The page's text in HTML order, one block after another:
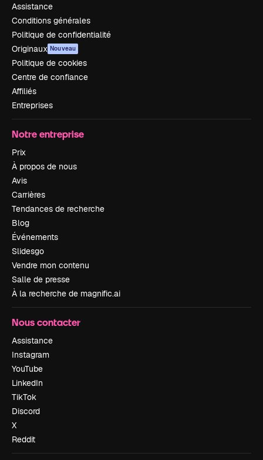
Assistance
Conditions générales
Politique de confidentialité
Originaux Nouveau
Politique de cookies
Centre de confiance
Affiliés
Entreprises
Notre entreprise
Prix
À propos de nous
Avis
Carrières
Tendances de recherche
Blog
Événements
Slidesgo
Vendre mon contenu
Salle de presse
À la recherche de magnific.ai
Nous contacter
Assistance
Instagram
YouTube
LinkedIn
TikTok
Discord
X
Reddit